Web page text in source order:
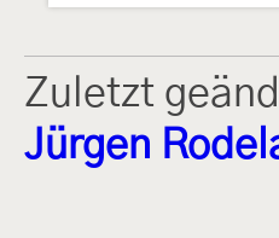
Zuletzt
Jürgen